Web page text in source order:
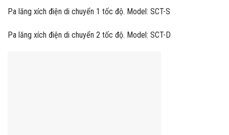
Pa lăng xích điện di chuyển 1 tốc độ. Model: SCT-S
Pa lăng xích điện di chuyển 2 tốc độ. Model: SCT-D